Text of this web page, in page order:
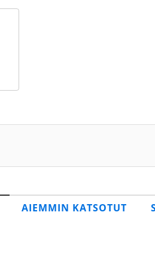
AIEMMIN KATSOTUT